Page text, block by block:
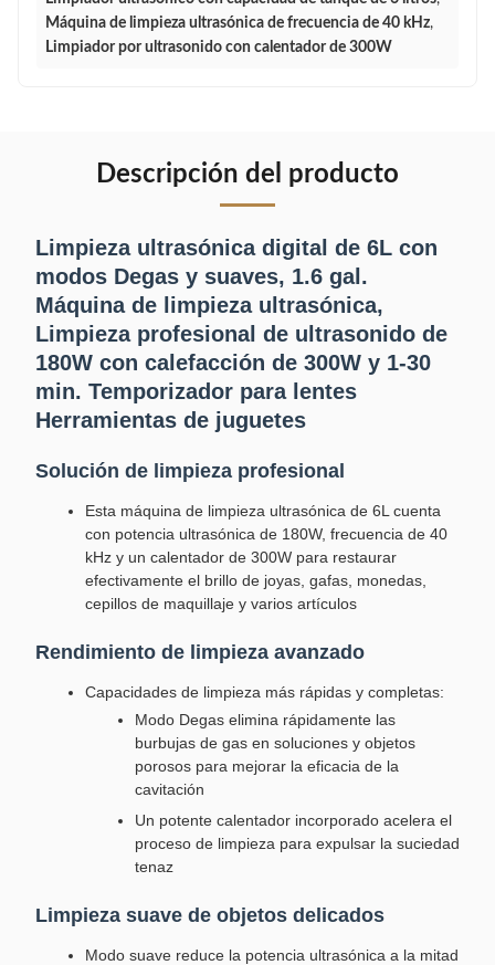
Máquina de limpieza ultrasónica de frecuencia de 40 kHz,
Limpiador por ultrasonido con calentador de 300W
Descripción del producto
Limpieza ultrasónica digital de 6L con
modos Degas y suaves, 1.6 gal.
Máquina de limpieza ultrasónica,
Limpieza profesional de ultrasonido de
180W con calefacción de 300W y 1-30
min. Temporizador para lentes
Herramientas de juguetes
Solución de limpieza profesional
Esta máquina de limpieza ultrasónica de 6L cuenta
con potencia ultrasónica de 180W, frecuencia de 40
kHz y un calentador de 300W para restaurar
efectivamente el brillo de joyas, gafas, monedas,
cepillos de maquillaje y varios artículos
Rendimiento de limpieza avanzado
Capacidades de limpieza más rápidas y completas:
Modo Degas elimina rápidamente las
burbujas de gas en soluciones y objetos
porosos para mejorar la eficacia de la
cavitación
Un potente calentador incorporado acelera el
proceso de limpieza para expulsar la suciedad
tenaz
Limpieza suave de objetos delicados
Modo suave reduce la potencia ultrasónica a la mitad